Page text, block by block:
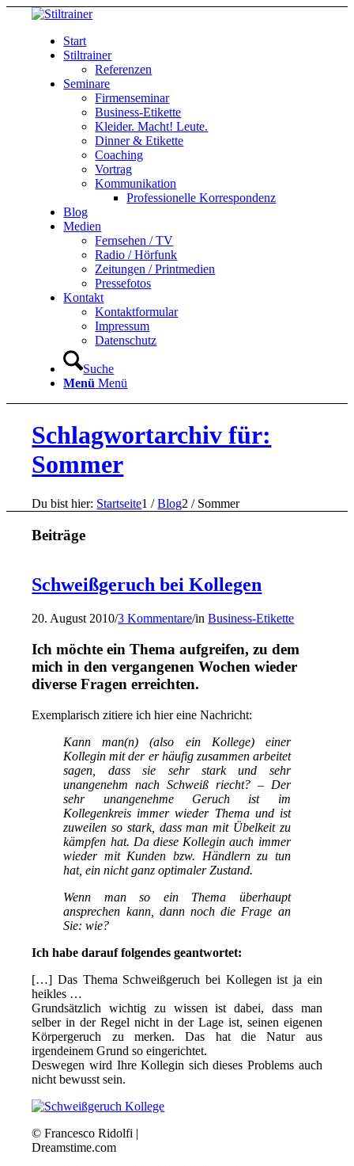
Start
Stiltrainer
Referenzen
Seminare
Firmenseminar
Business-Etikette
Kleider. Macht! Leute.
Dinner & Etikette
Coaching
Vortrag
Kommunikation
Professionelle Korrespondenz
Blog
Medien
Fernsehen / TV
Radio / Hörfunk
Zeitungen / Printmedien
Pressefotos
Kontakt
Kontaktformular
Impressum
Datenschutz
Suche
Menü Menü
Schlagwortarchiv für:
Sommer
Du bist hier: Startseite1 / Blog2 / Sommer
Beiträge
Schweißgeruch bei Kollegen
20. August 2010/3 Kommentare/inBusiness-Etikette
Ich möchte ein Thema aufgreifen, zu dem
mich in den vergangenen Wochen wieder
diverse Fragen erreichten.
Exemplarisch zitiere ich hier eine Nachricht:
Kann man(n) (also ein Kollege) einer
Kollegin mit der er häufig zusammen arbeitet
sagen, dass sie sehr stark und sehr
unangenehm nach Schweiß riecht? – Der
sehr unangenehme Geruch ist im
Kollegenkreis immer wieder Thema und ist
zuweilen so stark, dass man mit Übelkeit zu
kämpfen hat. Da diese Kollegin auch immer
wieder mit Kunden bzw. Händlern zu tun
hat, ein nicht ganz optimaler Zustand.
Wenn man so ein Thema überhaupt
ansprechen kann, dann noch die Frage an
Sie: wie?
Ich habe darauf folgendes geantwortet:
[…] Das Thema Schweißgeruch bei Kollegen ist ja ein
heikles …
Grundsätzlich wichtig zu wissen ist dabei, dass man
selber in der Regel nicht in der Lage ist, seinen eigenen
Körpergeruch zu merken. Das hat die Natur aus
irgendeinem Grund so eingerichtet.
Deswegen wird Ihre Kollegin sich dieses Problems auch
nicht bewusst sein.
© Francesco Ridolfi |
Dreamstime.com